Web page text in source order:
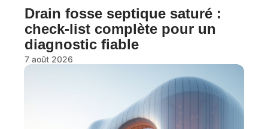
Drain fosse septique saturé :
check-list complète pour un
diagnostic fiable
7 août 2026